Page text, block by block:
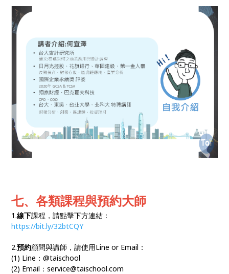
七、各類課程與預約大師
1.線下課程，請點擊下方連結：
https://bit.ly/32btCQY
2.預約顧問與講師，請使用Line or Email：
(1) Line：@taischool
(2) Email：service@taischool.com